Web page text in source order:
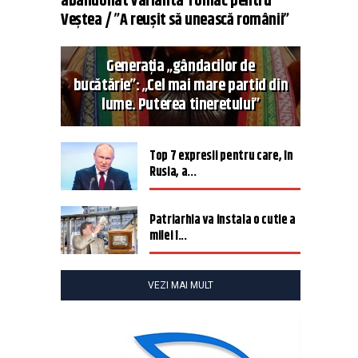
Veștea / ”A reușit să unească românii”
Generația „gândacilor de
bucătărie”: „Cel mai mare partid din
lume. Puterea tineretului”
Top 7 expresii pentru care, în
Rusia, a...
Patriarhia va instala o cutie a
milei î...
VEZI MAI MULT